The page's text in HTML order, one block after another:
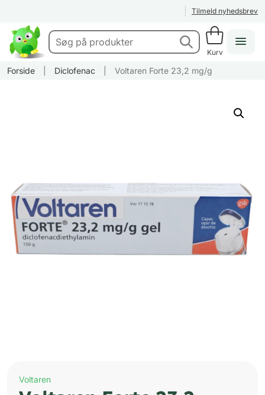
Tilmeld nyhedsbrev
Kurv
Forside Diclofenac Voltaren Forte 23,2 mg/g
Voltaren